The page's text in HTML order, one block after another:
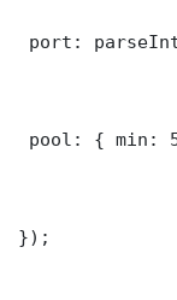
port:
pool: { min:
});